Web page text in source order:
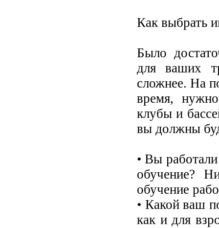
Как выбрать
Было
для ваших
сложнее. На
время,
клубы и
вы должны
• Вы
обучение?
обучение
• Какой ваш
как и для